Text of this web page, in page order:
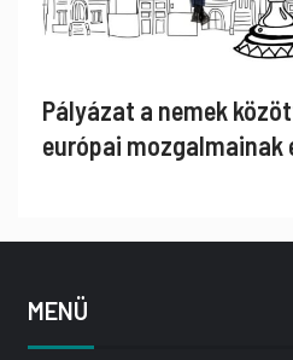
Pályázat a nemek
európai mozgalmainak
MENÜ